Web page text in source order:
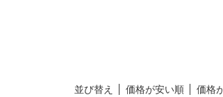
並び替え 価格が安い順 価格